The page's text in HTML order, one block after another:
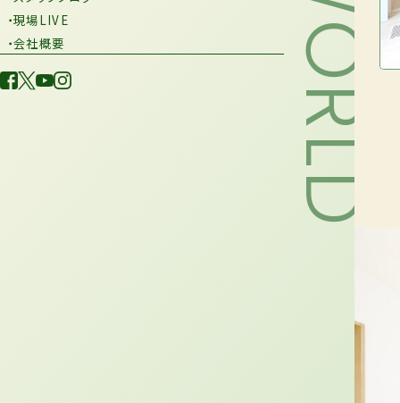
・現場LIVE
・会社概要